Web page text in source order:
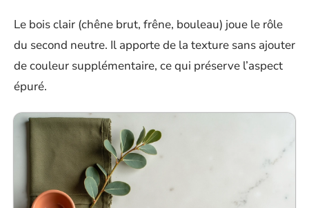
Le bois clair (chêne brut, frêne, bouleau) joue le rôle
du second neutre. Il apporte de la texture sans ajouter
de couleur supplémentaire, ce qui préserve l’aspect
épuré.